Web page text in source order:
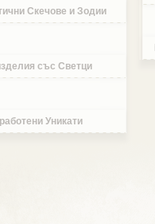
Скечове и Зодии
със Светци
Уникати